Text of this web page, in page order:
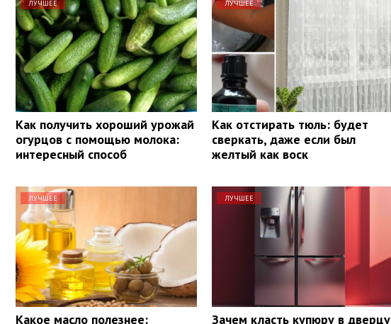
ЛУЧШЕЕ
Как получить хороший урожай
огурцов с помощью молока:
интересный способ
ЛУЧШЕЕ
Как отстирать тюль: будет
сверкать, даже если был
желтый как воск
ЛУЧШЕЕ
Какое масло полезнее:
ЛУЧШЕЕ
Зачем класть купюру в дверцу